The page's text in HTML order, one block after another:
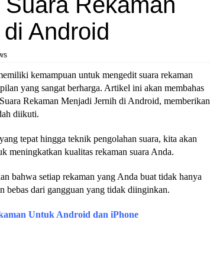
Android
kemampuan untuk mengedit suara rekaman
yang sangat berharga. Artikel ini akan membahas
Rekaman Menjadi Jernih di Android, memberikan
diikuti.
tepat hingga teknik pengolahan suara, kita akan
meningkatkan kualitas rekaman suara Anda.
bahwa setiap rekaman yang Anda buat tidak hanya
bebas dari gangguan yang tidak diinginkan.
Untuk Android dan iPhone